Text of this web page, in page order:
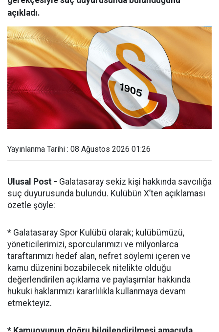
açıkladı.
Yayınlanma Tarihi : 08 Ağustos 2026 01:26
Ulusal Post - Galatasaray sekiz kişi hakkında savcılığa
suç duyurusunda bulundu. Kulübün X’ten açıklaması
özetle şöyle:
* Galatasaray Spor Kulübü olarak; kulübümüzü,
yöneticilerimizi, sporcularımızı ve milyonlarca
taraftarımızı hedef alan, nefret söylemi içeren ve
kamu düzenini bozabilecek nitelikte olduğu
değerlendirilen açıklama ve paylaşımlar hakkında
hukuki haklarımızı kararlılıkla kullanmaya devam
etmekteyiz.